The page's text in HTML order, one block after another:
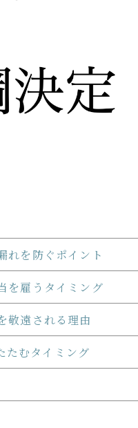
れを防ぐポイント
を雇うタイミング
敬遠される理由
たむタイミング